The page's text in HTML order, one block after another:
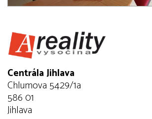
Centrála Jihlava
Chlumova 5429/1a
586 01
Jihlava